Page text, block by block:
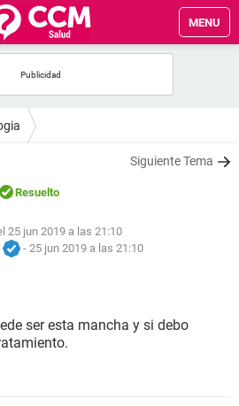
MENU
Siguiente Tema
Resuelto
25 jun 2019 a las 21:10
- 25 jun 2019 a las 21:10
ser esta mancha y si debo